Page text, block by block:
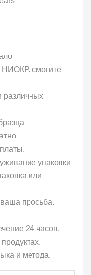
смогите
различных
упаковки
или
просьба.
24 часов.
и метода.